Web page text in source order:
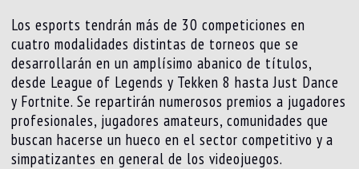
Los esports tendrán más de 30 competiciones en
cuatro modalidades distintas de torneos que se
desarrollarán en un amplísimo abanico de títulos,
desde League of Legends y Tekken 8 hasta Just Dance
y Fortnite. Se repartirán numerosos premios a jugadores
profesionales, jugadores amateurs, comunidades que
buscan hacerse un hueco en el sector competitivo y a
simpatizantes en general de los videojuegos.